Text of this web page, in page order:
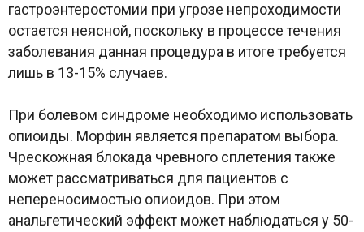
гастроэнтеростомии при угрозе непроходимости
остается неясной, поскольку в процессе течения
заболевания данная процедура в итоге требуется
лишь в 13-15% случаев.
При болевом синдроме необходимо использовать
опиоиды. Морфин является препаратом выбора.
Чрескожная блокада чревного сплетения также
может рассматриваться для пациентов с
непереносимостью опиоидов. При этом
анальгетический эффект может наблюдаться у 50-